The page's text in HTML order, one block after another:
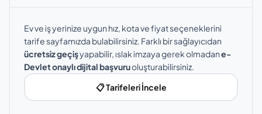
Ev ve iş yerinize uygun hız, kota ve fiyat seçeneklerini
tarife sayfamızda bulabilirsiniz. Farklı bir sağlayıcıdan
ücretsiz geçişyapabilir, ıslak imzaya gerek olmadane-
Devlet onaylı dijital başvuruoluşturabilirsiniz.
📋 Tarifeleri İncele